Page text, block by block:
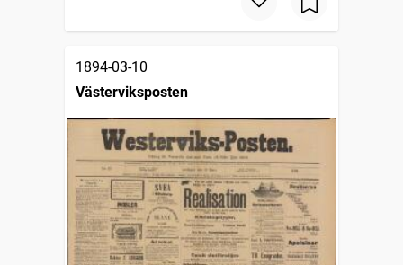
1894-03-10
Västerviksposten